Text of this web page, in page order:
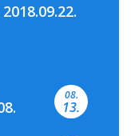
várja a
08.
13.